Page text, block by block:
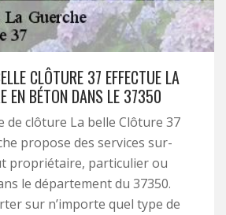
CLÔTURE 37 EFFECTUE LA
EN BÉTON DANS LE 37350
de clôture La belle Clôture 37
propose des services sur-
propriétaire, particulier ou
le département du 37350.
sur n’importe quel type de